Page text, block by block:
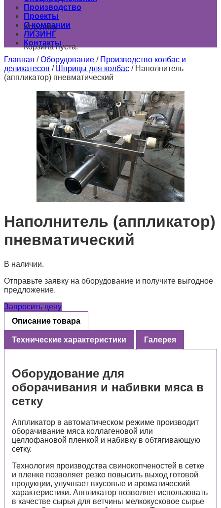
0
Корзина
Корзина пуста.
Производство
Проекты
О компании
ЛИЗИНГ
Контакты
Главная / Оборудование / Производство колбас и
деликатесов / Шприцы для колбас /Наполнитель
(аппликатор) пневматический
Наполнитель (аппликатор)
пневматический
В наличии.
Отправьте заявку на оборудование и получите выгодное
предложение.
Запросить цену
Описание товара
Технические характеристики Галерея
Оборудование для
оборачивания и набивки мяса в
сетку
Аппликатор в автоматическом режиме производит
оборачивание мяса коллагеновой или
целлофановой пленкой и набивку в обтягивающую
сетку.
Технология производства свинокопченостей в сетке
и пленке позволяет резко повысить выход готовой
продукции, улучшает вкусовые и ароматический
характеристики. Аппликатор позволяет использовать
в качестве сырья для ветчины мелкокусковое сырье